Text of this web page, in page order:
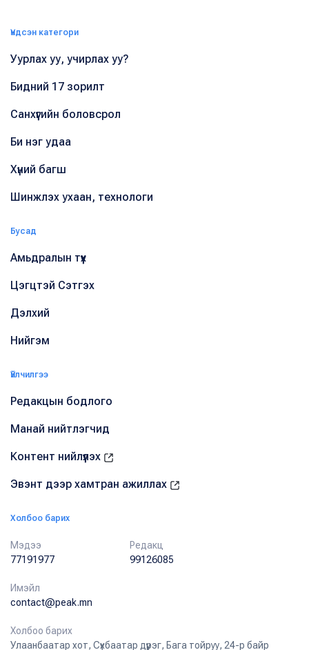
Үндсэн категори
Уурлах уу, учирлах уу?
Бидний 17 зорилт
Санхүүгийн боловсрол
Би нэг удаа
Хүний багш
Шинжлэх ухаан, технологи
Бусад
Амьдралын түүх
Цэгцтэй Сэтгэх
Дэлхий
Нийгэм
Үйлчилгээ
Редакцын бодлого
Манай нийтлэгчид
Контент нийлүүлэх
Эвэнт дээр хамтран ажиллах
Холбоо барих
Мэдээ
77191977
Редакц
99126085
Имэйл
contact@peak.mn
Холбоо барих
Улаанбаатар хот, Сүхбаатар дүүрэг, Бага тойруу, 24-р байр